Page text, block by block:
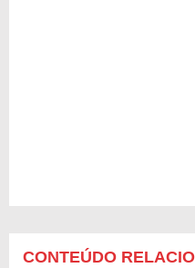
CONTEÚDO